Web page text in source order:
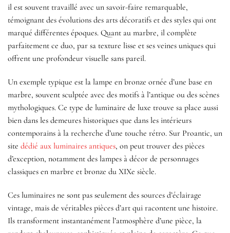
il est souvent travaillé avec un savoir-faire remarquable,
témoignant des évolutions des arts décoratifs et des styles qui ont
marqué différentes époques. Quant au marbre, il complète
parfaitement ce duo, par sa texture lisse et ses veines uniques qui
offrent une profondeur visuelle sans pareil.
Un exemple typique est la lampe en bronze ornée d’une base en
marbre, souvent sculptée avec des motifs à l’antique ou des scènes
mythologiques. Ce type de luminaire de luxe trouve sa place aussi
bien dans les demeures historiques que dans les intérieurs
contemporains à la recherche d’une touche rétro. Sur Proantic, un
site dédié aux luminaires antiques, on peut trouver des pièces
d’exception, notamment des lampes à décor de personnages
classiques en marbre et bronze du XIXe siècle.
Ces luminaires ne sont pas seulement des sources d’éclairage
vintage, mais de véritables pièces d’art qui racontent une histoire.
Ils transforment instantanément l’atmosphère d’une pièce, la